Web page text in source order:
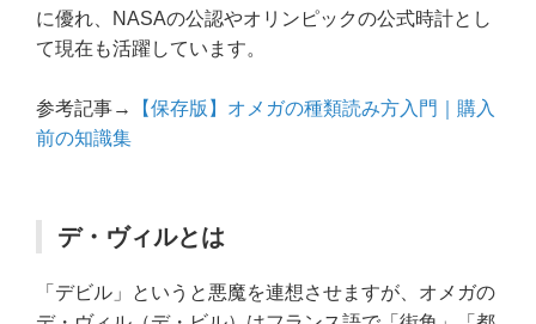
に優れ、NASAの公認やオリンピックの公式時計とし
て現在も活躍しています。
参考記事→
【保存版】オメガの種類読み方入門｜購入
前の知識集
デ・ヴィルとは
「デビル」というと悪魔を連想させますが、オメガの